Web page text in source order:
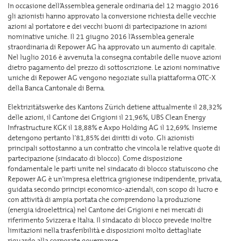
In occasione dell’Assemblea generale ordinaria del 12 maggio 2016
gli azionisti hanno approvato la conversione richiesta delle vecchie
azioni al portatore e dei vecchi buoni di partecipazione in azioni
nominative uniche. Il 21 giugno 2016 l’Assemblea generale
straordinaria di Repower AG ha approvato un aumento di capitale.
Nel luglio 2016 è avvenuta la consegna contabile delle nuove azioni
dietro pagamento del prezzo di sottoscrizione. Le azioni nominative
uniche di Repower AG vengono negoziate sulla piattaforma OTC-X
della Banca Cantonale di Berna.
Elektrizitätswerke des Kantons Zürich detiene attualmente il 28,32%
delle azioni, il Cantone dei Grigioni il 21,96%, UBS Clean Energy
Infrastructure KGK il 18,88% e Axpo Holding AG il 12,69%. Insieme
detengono pertanto l’81,85% dei diritti di voto. Gli azionisti
principali sottostanno a un contratto che vincola le relative quote di
partecipazione (sindacato di blocco). Come disposizione
fondamentale le parti unite nel sindacato di blocco statuiscono che
Repower AG è un’impresa elettrica grigionese indipendente, privata,
guidata secondo principi economico-aziendali, con scopo di lucro e
con attività di ampia portata che comprendono la produzione
(energia idroelettrica) nel Cantone dei Grigioni e nei mercati di
riferimento Svizzera e Italia. Il sindacato di blocco prevede inoltre
limitazioni nella trasferibilità e disposizioni molto dettagliate